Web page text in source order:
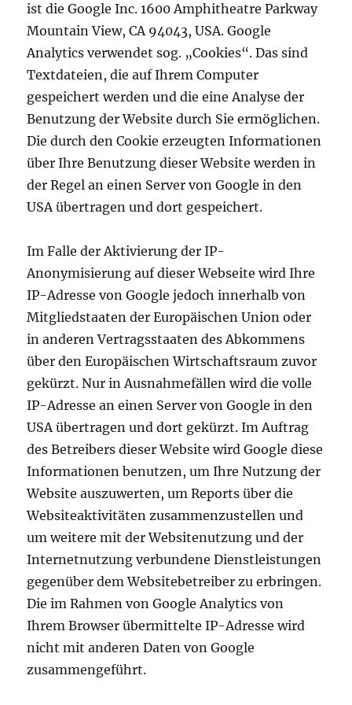
ist die Google Inc. 1600 Amphitheatre Parkway
Mountain View, CA 94043, USA. Google
Analytics verwendet sog. „Cookies“. Das sind
Textdateien, die auf Ihrem Computer
gespeichert werden und die eine Analyse der
Benutzung der Website durch Sie ermöglichen.
Die durch den Cookie erzeugten Informationen
über Ihre Benutzung dieser Website werden in
der Regel an einen Server von Google in den
USA übertragen und dort gespeichert.
Im Falle der Aktivierung der IP-
Anonymisierung auf dieser Webseite wird Ihre
IP-Adresse von Google jedoch innerhalb von
Mitgliedstaaten der Europäischen Union oder
in anderen Vertragsstaaten des Abkommens
über den Europäischen Wirtschaftsraum zuvor
gekürzt. Nur in Ausnahmefällen wird die volle
IP-Adresse an einen Server von Google in den
USA übertragen und dort gekürzt. Im Auftrag
des Betreibers dieser Website wird Google diese
Informationen benutzen, um Ihre Nutzung der
Website auszuwerten, um Reports über die
Websiteaktivitäten zusammenzustellen und
um weitere mit der Websitenutzung und der
Internetnutzung verbundene Dienstleistungen
gegenüber dem Websitebetreiber zu erbringen.
Die im Rahmen von Google Analytics von
Ihrem Browser übermittelte IP-Adresse wird
nicht mit anderen Daten von Google
zusammengeführt.